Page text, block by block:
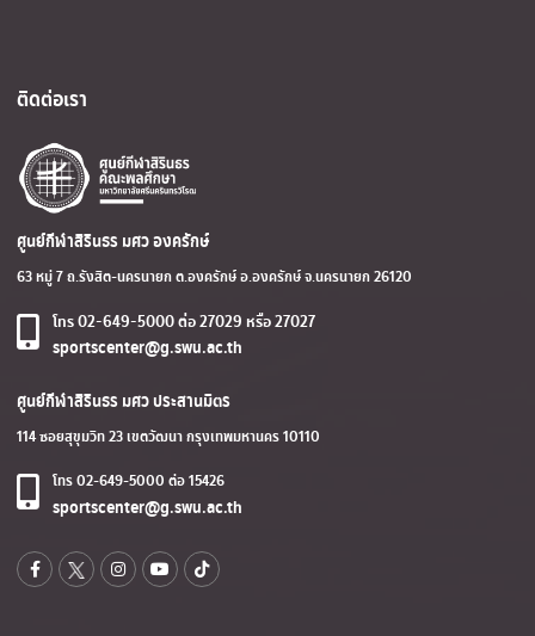
ติดต่อเรา
ศูนย์กีฬาสิรินธร มศว องครักษ์
63 หมู่ 7 ถ.รังสิต-นครนายก ต.องครักษ์ อ.องครักษ์ จ.นครนายก 26120
โทร 02-649-5000 ต่อ 27029 หรือ 27027
sportscenter@g.swu.ac.th
ศูนย์กีฬาสิรินธร มศว ประสานมิตร
114 ซอยสุขุมวิท 23 เขตวัฒนา กรุงเทพมหานคร 10110
โทร 02-649-5000 ต่อ 15426
sportscenter@g.swu.ac.th